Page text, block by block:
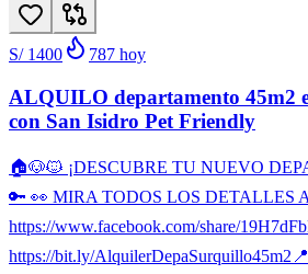
S/ 1400 787 hoy
ALQUILO departamento 45m2
con San Isidro Pet Friendly
🏠🐶🐱 ¡DESCUBRE TU NUEVO
🔑 👀 MIRA TODOS LOS DETALLES
https://www.facebook.com/share/
https://bit.ly/AlquilerDepaSurquillo45m2